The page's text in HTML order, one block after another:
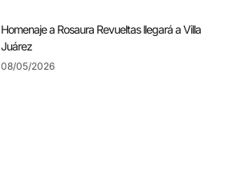
Homenaje a Rosaura Revueltas llegará a Villa
Juárez
08/05/2026